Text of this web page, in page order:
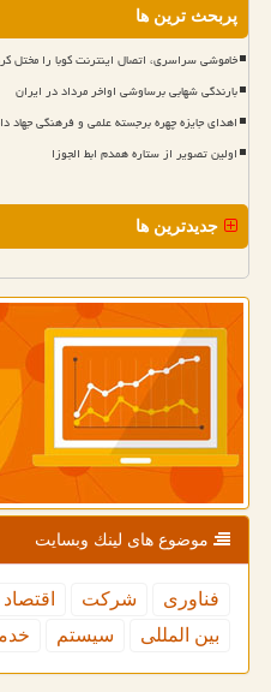
پربحث ترین ها
خاموشی سراسری، اتصال اینترنت کوبا را مختل
بارندگی شهابی برساوشی اواخر مرداد در ایران
اهدای جایزه چهره برجسته علمی و فرهنگی جهاد
اولین تصویر از ستاره همدم ابط الجوزا
جدیدترین ها
موضوع های لینك وبسایت
فناوری شركت اقتصاد
بین المللی
سیستم